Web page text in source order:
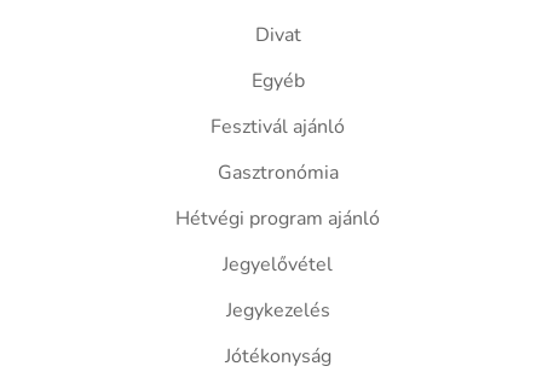
Divat
Egyéb
Fesztivál ajánló
Gasztronómia
Hétvégi program ajánló
Jegyelővétel
Jegykezelés
Jótékonyság